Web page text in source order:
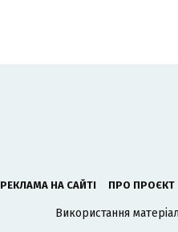
РЕКЛАМА НА САЙТІ ПРО ПРОЄКТ
Використання